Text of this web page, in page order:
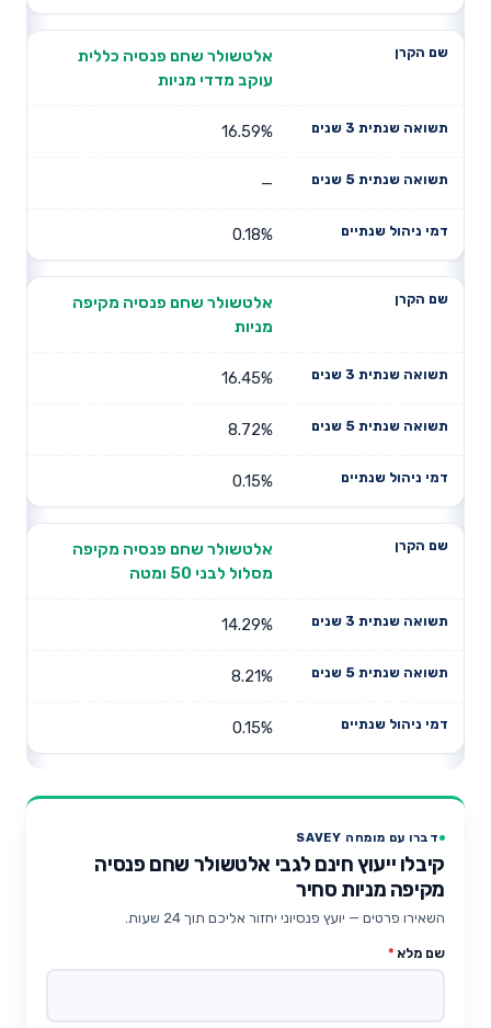
אלטשולר שחם פנסיה כללית
עוקב מדדי מניות
16.59%
—
0.18%
אלטשולר שחם פנסיה מקיפה
מניות
16.45%
8.72%
0.15%
אלטשולר שחם פנסיה מקיפה
מסלול לבני 50 ומטה
14.29%
8.21%
0.15%
דברו עם מומחה SAVEY
קיבלו ייעוץ חינם לגבי אלטשולר שחם פנסיה
מקיפה מניות סחיר
השאירו פרטים — יועץ פנסיוני יחזור אליכם תוך 24 שעות.
שם מלא *